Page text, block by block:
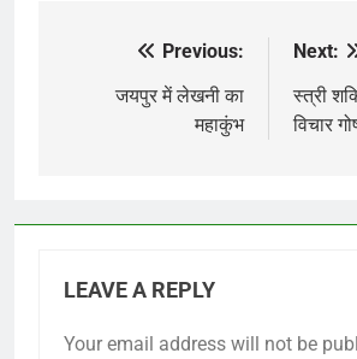
navigation
Previous:
जयपुर में लेखनी का
महाकुंभ
Next:
स्त्री
विचार
LEAVE A REPLY
Your email address will not be